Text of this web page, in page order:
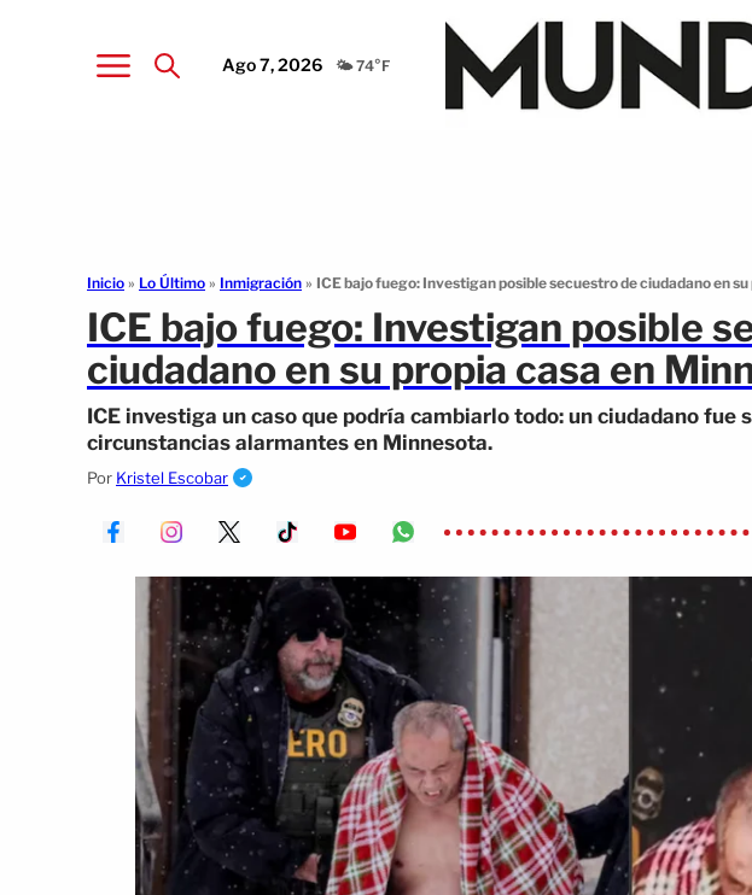
Ago 7, 2026 🌤️ 74°F
Inicio » Lo Último » Inmigración » ICE bajo fuego: Investigan posible secuestro de ciudadano en
ICE bajo fuego: Investigan posible
ciudadano en su propia casa en
ICE investiga un caso que podría cambiarlo todo: un ciudadano fue
circunstancias alarmantes en Minnesota.
Por Kristel Escobar